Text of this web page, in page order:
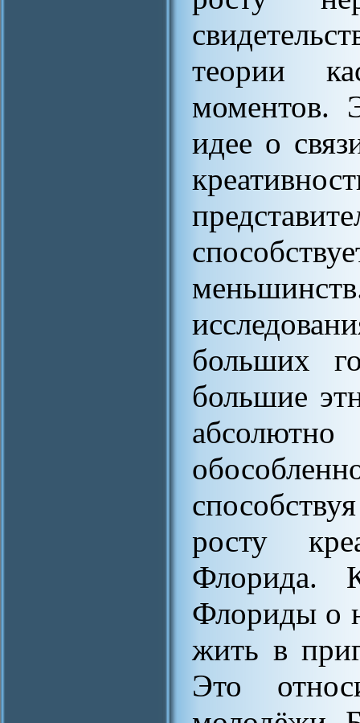
теории
моментов.
идее о
больших
большие
абсолютно
росту
Флорида.
Флориды о
жить в
Это